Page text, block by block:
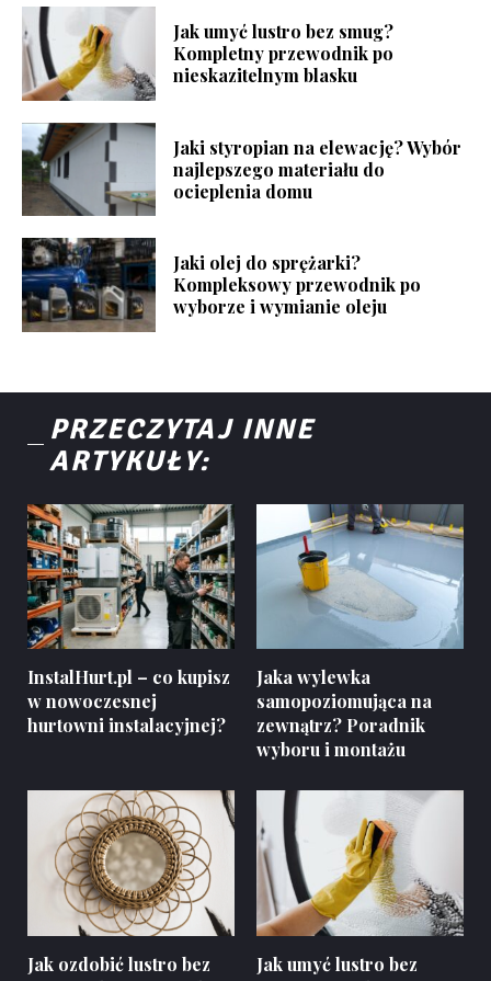
Jak umyć lustro bez smug?
Kompletny przewodnik po
nieskazitelnym blasku
Jaki styropian na elewację? Wybór
najlepszego materiału do
ocieplenia domu
Jaki olej do sprężarki?
Kompleksowy przewodnik po
wyborze i wymianie oleju
PRZECZYTAJ INNE
ARTYKUŁY:
InstalHurt.pl – co kupisz
w nowoczesnej
hurtowni instalacyjnej?
Jaka wylewka
samopoziomująca na
zewnątrz? Poradnik
wyboru i montażu
Jak ozdobić lustro bez
Jak umyć lustro bez